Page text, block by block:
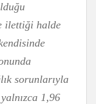
ilettiği halde
sorunlarıyla
1,96